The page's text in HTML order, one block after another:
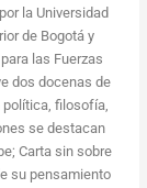
la Universidad
de Bogotá y
las Fuerzas
dos docenas de
política, filosofía,
se destacan
Carta sin sobre
su pensamiento